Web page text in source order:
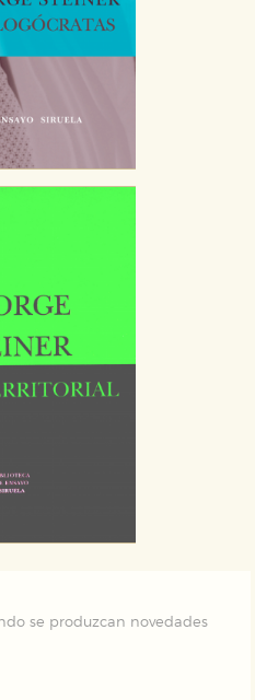
se produzcan novedades